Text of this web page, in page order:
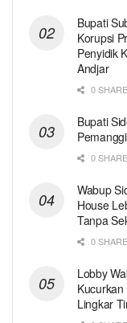
Bupati
Korupsi
Penyidik
Andjar
0
Bupati
0
Wabup
House
Tanpa
0
Lobby
Lingkar